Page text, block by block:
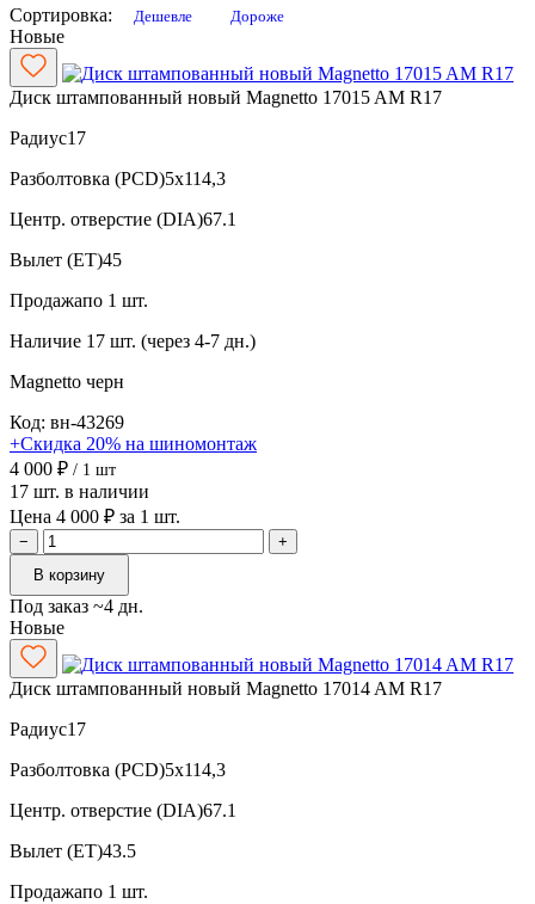
Сортировка:
Дешевле Дороже
Новые
Диск штампованный новый Magnetto 17015 AM R17
Радиус17
Разболтовка (PCD)5x114,3
Центр. отверстие (DIA)67.1
Вылет (ET)45
Продажапо 1 шт.
Наличие 17 шт. (через 4-7 дн.)
Magnetto черн
Код: вн-43269
+Скидка 20% на шиномонтаж
4 000 ₽ / 1 шт
17 шт. в наличии
Цена 4 000 ₽ за 1 шт.
−
+
В корзину
Под заказ ~4 дн.
Новые
Диск штампованный новый Magnetto 17014 AM R17
Радиус17
Разболтовка (PCD)5x114,3
Центр. отверстие (DIA)67.1
Вылет (ET)43.5
Продажапо 1 шт.